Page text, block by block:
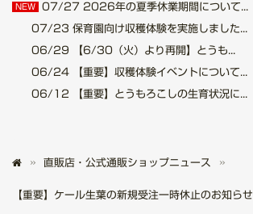
NEW 07/27 2026年の夏季休業期間について...
07/23 保育園向け収穫体験を実施しました...
06/29 【6/30（火）より再開】とうも...
06/24 【重要】収穫体験イベントについて...
06/12 【重要】とうもろこしの生育状況に...
直販店・公式通販ショップニュース
【重要】ケール生葉の新規受注一時休止のお知らせ